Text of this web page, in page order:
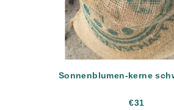
Sonnenblumen-kerne
€31